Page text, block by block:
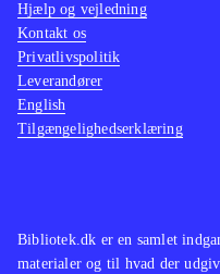
Bibliotek.dk er en samlet
materialer og til hvad der
Hjælp og vejledning
Kontakt os
Privatlivspolitik
Leverandører
English
Tilgængelighedserklæring